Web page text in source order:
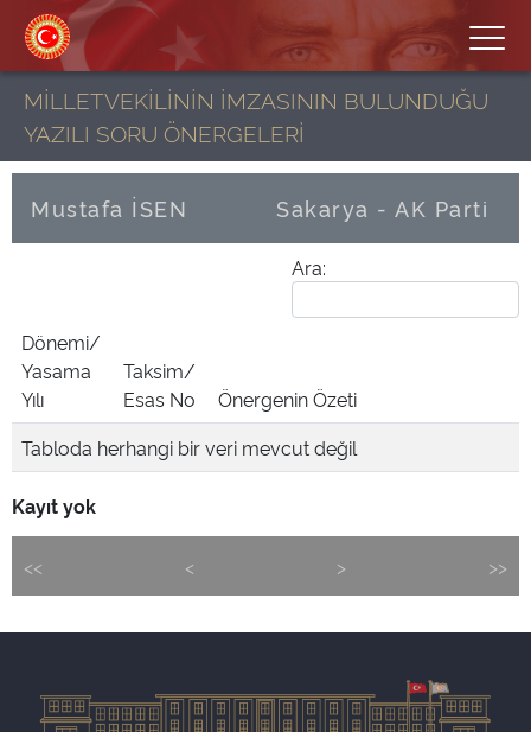
MİLLETVEKİLİNİN İMZASININ BULUNDUĞU
YAZILI SORU ÖNERGELERİ
Mustafa İSEN Sakarya - AK Parti
Ara:
Dönemi/
Yasama
Yılı
Taksim/
Esas No
Önergenin Özeti
Tabloda herhangi bir veri mevcut değil
Kayıt yok
<< < > >>